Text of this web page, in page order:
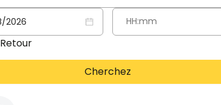
Retour
Cherchez